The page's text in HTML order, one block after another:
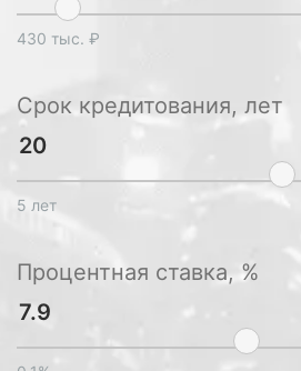
430 тыс. ₽
Срок кредитования, лет
5 лет
Процентная ставка, %